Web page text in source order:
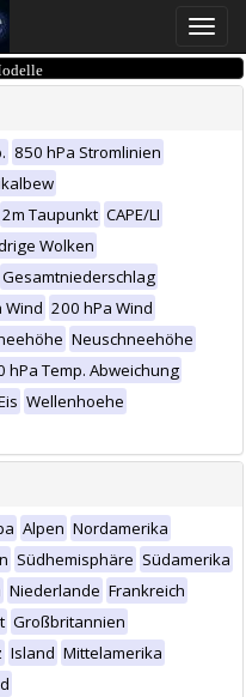
Toggle
850 hPa Stromlinien
2m Taupunkt CAPE/LI
Wolken
Gesamtniederschlag
Wind 200 hPa Wind
Neuschneehöhe
hPa Temp. Abweichung
Wellenhoehe
Alpen Nordamerika
Südhemisphäre Südamerika
Niederlande Frankreich
Großbritannien
Island Mittelamerika